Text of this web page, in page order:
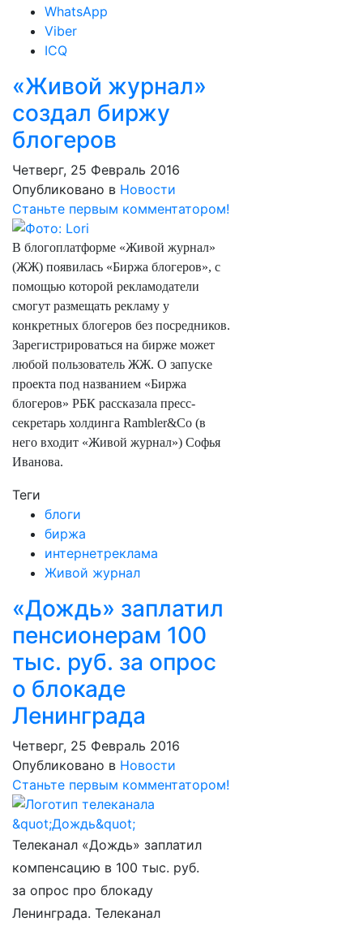
WhatsApp
Viber
ICQ
«Живой журнал»
создал биржу
блогеров
Четверг, 25 Февраль 2016
Опубликовано в Новости
Станьте первым комментатором!
В блогоплатформе «Живой журнал»
(ЖЖ) появилась «Биржа блогеров», с
помощью которой рекламодатели
смогут размещать рекламу у
конкретных блогеров без посредников.
Зарегистрироваться на бирже может
любой пользователь ЖЖ. О запуске
проекта под названием «Биржа
блогеров» РБК рассказала пресс-
секретарь холдинга Rambler&Co (в
него входит «Живой журнал») Софья
Иванова.
Теги
блоги
биржа
интернетреклама
Живой журнал
«Дождь» заплатил
пенсионерам 100
тыс. руб. за опрос
о блокаде
Ленинграда
Четверг, 25 Февраль 2016
Опубликовано в Новости
Станьте первым комментатором!
Телеканал «Дождь» заплатил
компенсацию в 100 тыс. руб.
за опрос про блокаду
Ленинграда. Телеканал